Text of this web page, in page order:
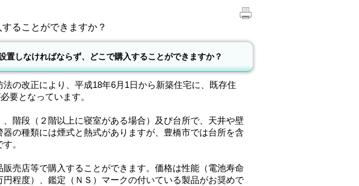
ることができますか？
置しなければならず、どこで購入することができますか？
の改正により、平成18年6月1日から新築住宅に、既存住
要となっています。
階段（２階以上に寝室がある場合）及び台所で、天井や壁
の種類には煙式と熱式がありますが、豊橋市では台所を含
。
売店等で購入することができます。価格は性能（電池寿命
程度）、鑑定（ＮＳ）マークの付いている製品がお奨めで